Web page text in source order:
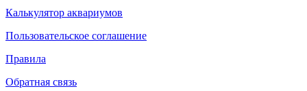
Калькулятор аквариумов
Пользовательское соглашение
Правила
Обратная связь